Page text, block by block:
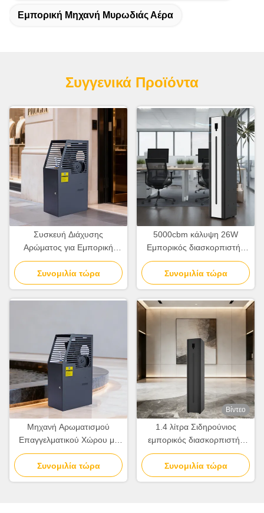
Εμπορική Μηχανή Μυρωδιάς Αέρα
Συγγενικά Προϊόντα
Συσκευή Διάχυσης
Αρώματος για Εμπορική
Χρήση με Τηλεχειρισμό και
Έξυπνη Οθόνη, Κάλυψη
5000κ.μ.
Συνομιλία τώρα
5000cbm κάλυψη 26W
Εμπορικός διασκορπιστής
αρώματος με WiFi Bluetooth
APP Control
Συνομιλία τώρα
Μηχανή Αρωματισμού
Επαγγελματικού Χώρου με
Μεταλλικό Σώμα και Κάλυψη
5000cbm 1000ml
Χωρητικότητα
Συνομιλία τώρα
Βίντεο
1.4 λίτρα Σιδηρούνιος
εμπορικός διασκορπιστής
αρώματος 1400 ml
χωρητικότητας πετρελαίου
Ασύρματος διασκορπιστής
Συνομιλία τώρα